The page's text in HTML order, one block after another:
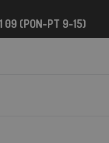
09 (PON-PT 9-15)